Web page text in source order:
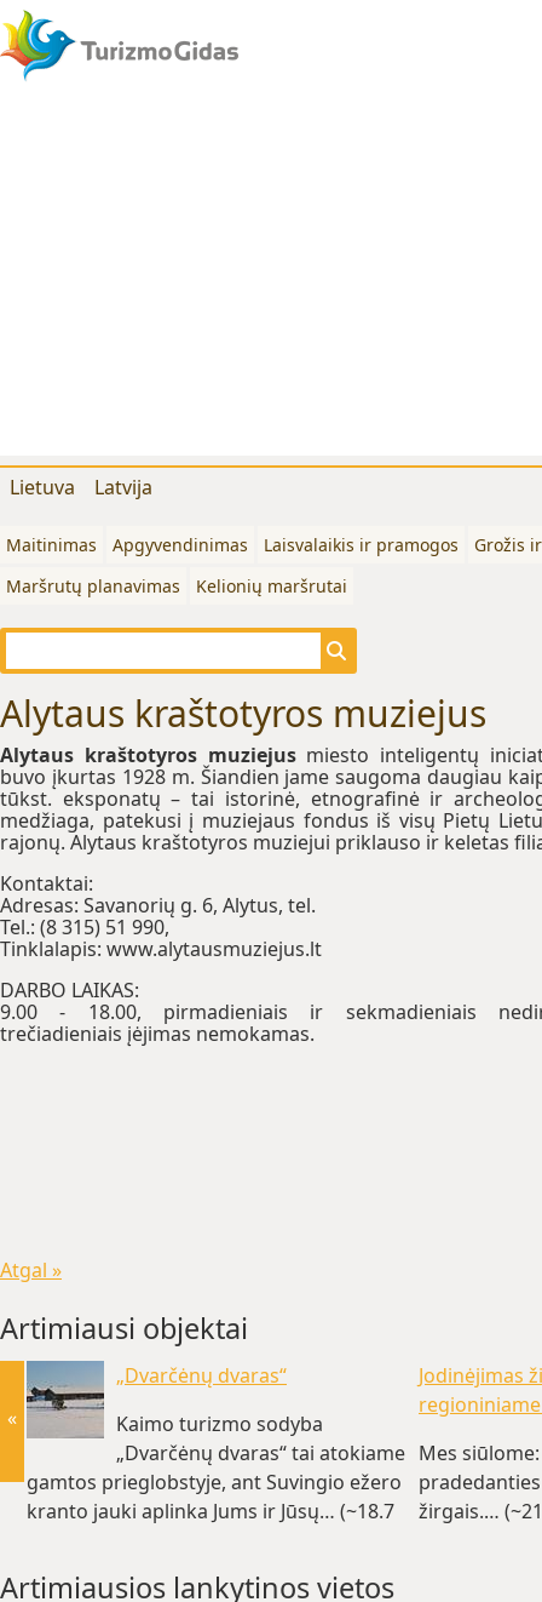
Lietuva Latvija
Maitinimas Apgyvendinimas Laisvalaikis ir pramogos
Grožis
Maršrutų planavimas
Kelionių maršrutai
Alytaus kraštotyros muziejus
Alytaus kraštotyros muziejusmiesto inteligentų
buvo įkurtas 1928 m. Šiandien jame saugoma daugiau
tūkst. eksponatų – tai istorinė, etnografinė ir
medžiaga, patekusi į muziejaus fondus iš visų Pietų
rajonų. Alytaus kraštotyros muziejui priklauso ir keletas
Kontaktai:
Adresas: Savanorių g. 6, Alytus, tel.
Tel.: (8 315) 51 990,
Tinklalapis: www.alytausmuziejus.lt
DARBO LAIKAS:
9.00 - 18.00, pirmadieniais ir sekmadieniais
trečiadieniais įėjimas nemokamas.
Atgal »
Artimiausi objektai
„Dvarčėnų dvaras“
Kaimo turizmo sodyba
„Dvarčėnų dvaras“ tai atokiame
gamtos prieglobstyje, ant Suvingio ežero
kranto jauki aplinka Jums ir Jūsų… (~18.7
Jodinėjimas
Mes
žirgais.…
«
Artimiausios lankytinos vietos